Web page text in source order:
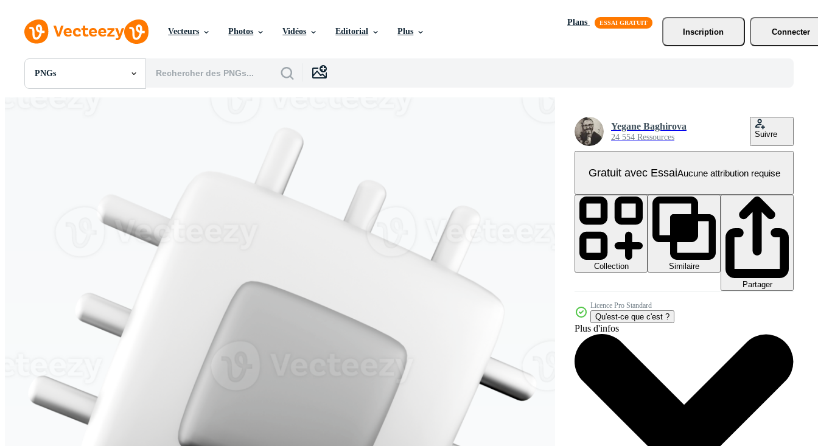
Vecteurs Photos Vidéos Editorial Plus
Plans
Inscription
Connecter
PNGs
Toutes Images
Événements Éditoriaux
Yegane Baghirova
24 554 Ressources Suivre
Gratuit avec EssaiAucune attribution requise
Collection
Similaire
Partager
Licence Pro Standard
Qu'est-ce que c'est ?
Plus d'infos